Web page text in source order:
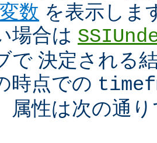
数 を表示しま
場合は
で 決定される
時点での
属性は次の通